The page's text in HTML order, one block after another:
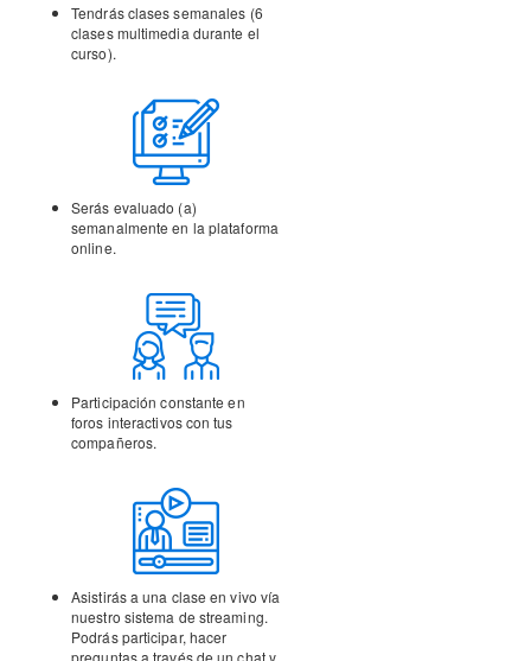
Tendrás clases semanales (6
clases multimedia durante el
curso).
Serás evaluado (a)
semanalmente en la plataforma
online.
Participación constante en
foros interactivos con tus
compañeros.
Asistirás a una clase en vivo vía
nuestro sistema de streaming.
Podrás participar, hacer
preguntas a través de un chat y